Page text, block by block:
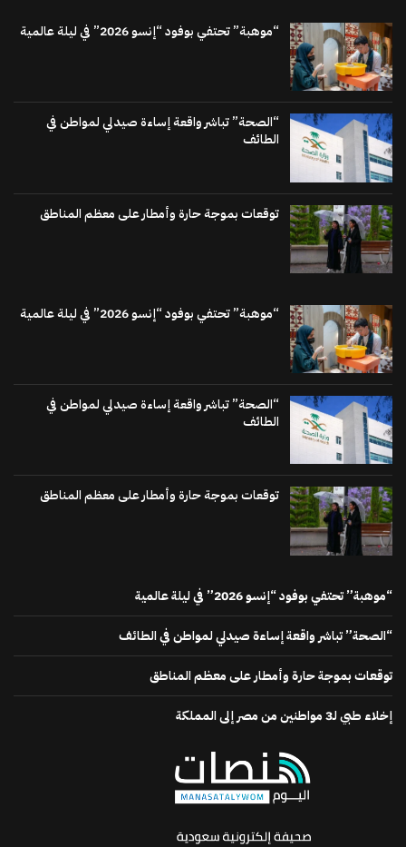
“موهبة” تحتفي بوفود “إنسو 2026” في ليلة عالمية
“الصحة” تباشر واقعة إساءة صيدلي لمواطن في
الطائف
توقعات بموجة حارة وأمطار على معظم المناطق
“موهبة” تحتفي بوفود “إنسو 2026” في ليلة عالمية
“الصحة” تباشر واقعة إساءة صيدلي لمواطن في
الطائف
توقعات بموجة حارة وأمطار على معظم المناطق
“موهبة” تحتفي بوفود “إنسو 2026” في ليلة عالمية
“الصحة” تباشر واقعة إساءة صيدلي لمواطن في الطائف
توقعات بموجة حارة وأمطار على معظم المناطق
إخلاء طبي لـ3 مواطنين من مصر إلى المملكة